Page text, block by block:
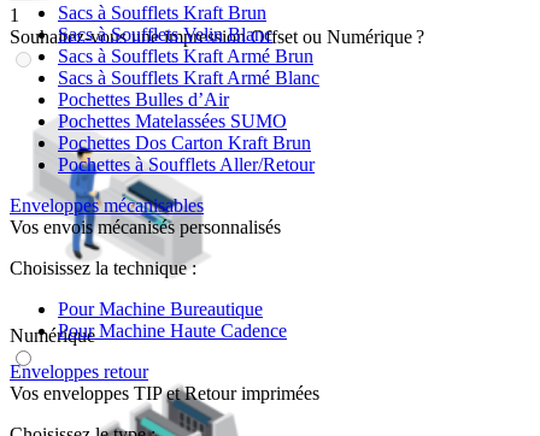
Sacs à Soufflets Kraft Brun
Sacs à Soufflets Velin Blanc
Sacs à Soufflets Kraft Armé Brun
Sacs à Soufflets Kraft Armé Blanc
Pochettes Bulles d’Air
Pochettes Matelassées SUMO
Pochettes Dos Carton Kraft Brun
Pochettes à Soufflets Aller/Retour
Enveloppes mécanisables
Vos envois mécanisés personnalisés
Choisissez la technique :
Pour Machine Bureautique
Pour Machine Haute Cadence
Enveloppes retour
Vos enveloppes TIP et Retour imprimées
1
Souhaitez-vous une impression Offset ou Numérique ?
Numérique